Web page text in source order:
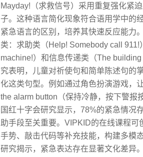
Mayday!（求救信号）采用重复强化紧
子。这种语言简化现象符合语用学中的
紧急语言的区别，培养其快速反应能力
类：求助类（Help! Somebody call
machine!）和信息传递类（The
究表明，儿童对祈使句和简单陈述句的
化这类句型。例如通过角色扮演游戏，
the alarm button（保持冷静，按下警报
国红十字会研究显示，78%的紧急情况
助手段至关重要。VIPKID的在线课程
手势、敲击代码等补充技能，构建多模
研究揭示，紧急表达存在显著文化差异